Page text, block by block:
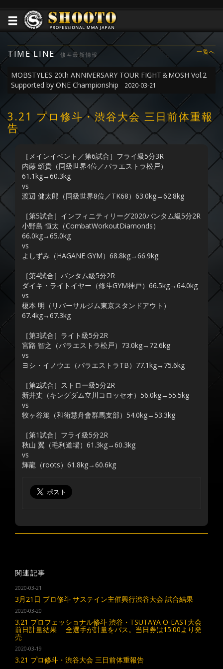
TIME LINE 修斗最新情報 一覧へ
MOBSTYLES 20th ANNIVERSARY TOUR FIGHT＆MOSH Vol.2
Supported by ONE Championship
2020-03-21
3.21 プロ修斗・渋谷大会 三日前体重報
告
［メインイベント／第6試合］フライ級5分3R
内藤 頌貴（同級世界4位／パラエストラ松戸）
61.1kg→60.3kg
vs
渡辺 健太郎（同級世界8位／TK68）63.0kg→62.8kg
［第5試合］インフィニティリーグ2020バンタム級5分2R
小野島 恒太（CombatWorkoutDiamonds）
66.0kg→65.0kg
vs
よしずみ（HAGANE GYM）68.8kg→66.9kg
［第4試合］バンタム級5分2R
ダイキ・ライトイヤー（修斗GYM神戸）66.5kg→64.0kg
vs
榎本 明（リバーサルジム東京スタンドアウト）
67.4kg→67.3kg
［第3試合］ライト級5分2R
宮路 智之（パラエストラ松戸）73.0kg→72.6kg
vs
ヨシ・イノウエ（パラエストラTB）77.1kg→75.6kg
［第2試合］ストロー級5分2R
新井丈（キングダム立川コロッセオ）56.0kg→55.5kg
vs
牧ヶ谷篤（和術慧舟會群馬支部）54.0kg→53.3kg
［第1試合］フライ級5分2R
秋山 翼（毛利道場）61.3kg→60.3kg
vs
輝龍（roots）61.8kg→60.6kg
関連記事
2020-03-21
3月21日 プロ修斗 サステイン主催興行渋谷大会 試合結果
2020-03-20
3.21 プロフェッショナル修斗 渋谷・TSUTAYA O-EAST大会
前日計量結果 全選手が計量をパス。当日券は15:00より発
売
2020-03-19
3.21 プロ修斗・渋谷大会 三日前体重報告